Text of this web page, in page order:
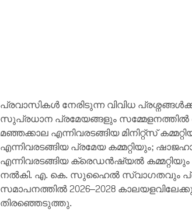
പ്രവാസികൾ നേരിടുന്ന വിവിധ
സുപ്രധാന പ്രമേയങ്ങളും സമ്മേളനത്തിൽ
മഞ്ഞക്കാല എന്നിവരടങ്ങിയ മിനിറ്റ്സ്
എന്നിവരടങ്ങിയ പ്രമേയ
എന്നിവരടങ്ങിയ ക്രെഡൻഷ്യൽ കമ്മറ്റിയും
നൽകി. എ. കെ. സുഹൈൽ സ്വാഗതവും
സമാപനത്തിൽ 2026–2028
തിരഞ്ഞെടുത്തു.